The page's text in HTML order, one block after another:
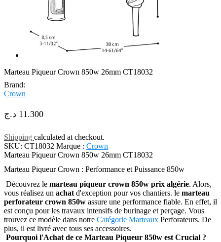
Marteau Piqueur Crown 850w 26mm CT18032
Brand:
Crown
11.300 د.ج
Shipping calculated at checkout.
SKU: CT18032 Marque : Crown
Marteau Piqueur Crown 850w 26mm CT18032
Marteau Piqueur Crown : Performance et Puissance 850w
Découvrez le marteau piqueur crown 850w prix algérie. Alors,
vous réalisez un achat d'exception pour vos chantiers. le marteau
perforateur crown 850w assure une performance fiable. En effet, il
est conçu pour les travaux intensifs de burinage et perçage. Vous
trouvez ce modèle dans notre Catégorie Marteaux Perforateurs. De
plus, il est livré avec tous ses accessoires.
Pourquoi l'Achat de ce Marteau Piqueur 850w est Crucial ?